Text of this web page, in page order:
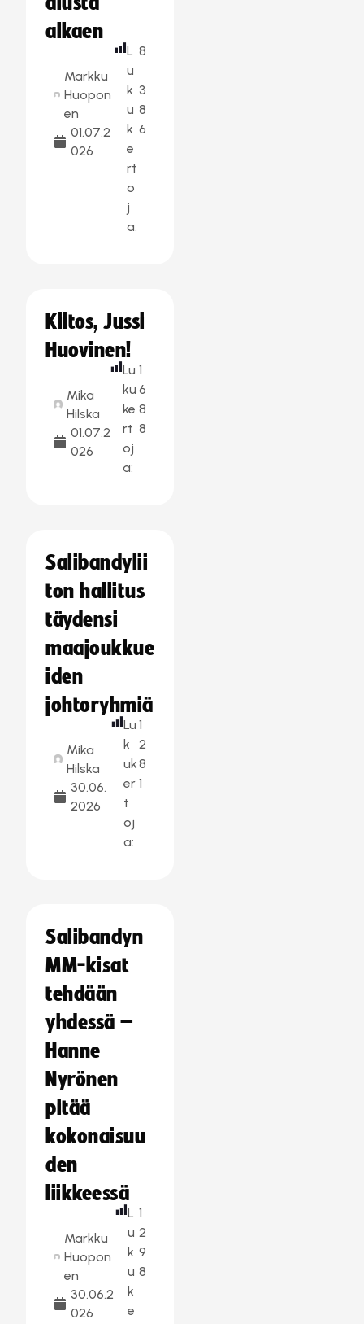
alkaen
Markku
Huopon
en
01.07.2
026
L
u
k
u
k
e
rt
o
j
a:
8
3
8
6
Kiitos, Jussi
Huovinen!
Mika
Hilska
01.07.2
026
Lu
ku
ke
rt
oj
a:
1
6
8
8
Salibandylii
ton hallitus
täydensi
maajoukkue
iden
johtoryhmiä
Mika
Hilska
30.06.
2026
Lu
k
uk
er
t
oj
a:
1
2
8
1
Salibandyn
MM-kisat
tehdään
yhdessä –
Hanne
Nyrönen
pitää
kokonaisuu
den
liikkeessä
Markku
Huopon
en
30.06.2
026
L
u
k
u
k
e
1
2
9
8